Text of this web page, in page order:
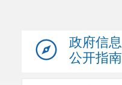
政府信息
公开指南